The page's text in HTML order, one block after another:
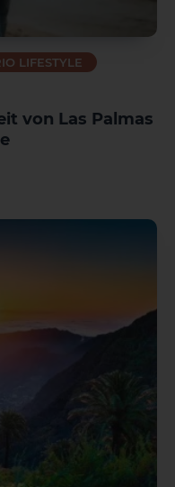
LIFESTYLE
von Las Palmas